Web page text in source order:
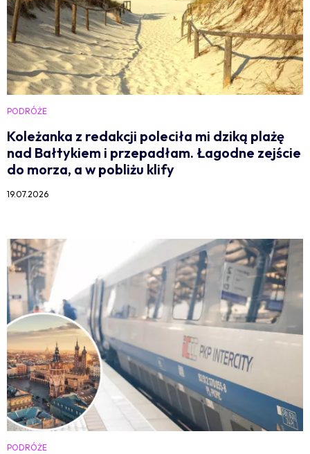
PODRÓŻE
Koleżanka z redakcji poleciła mi dziką plażę
nad Bałtykiem i przepadłam. Łagodne zejście
do morza, a w pobliżu klify
19.07.2026
PODRÓŻE